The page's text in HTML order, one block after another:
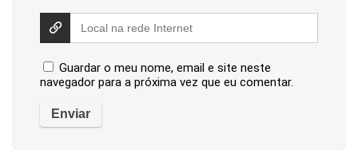
Guardar o meu nome, email e site neste
navegador para a próxima vez que eu comentar.